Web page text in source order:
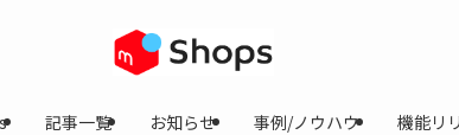
記事一覧 お知らせ 事例/ノウハウ 機能リ